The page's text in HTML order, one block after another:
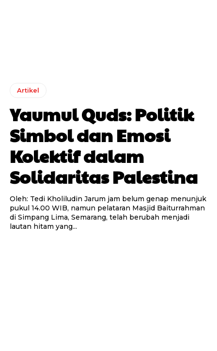
Artikel
Yaumul Quds: Politik
Simbol dan Emosi
Kolektif dalam
Solidaritas Palestina
Oleh: Tedi Kholiludin Jarum jam belum genap menunjuk
pukul 14.00 WIB, namun pelataran Masjid Baiturrahman
di Simpang Lima, Semarang, telah berubah menjadi
lautan hitam yang...